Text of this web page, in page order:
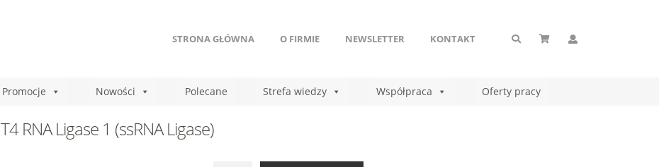
STRONA GŁÓWNA O FIRMIE NEWSLETTER KONTAKT
Promocje Nowości Polecane Strefa wiedzy Współpraca Oferty pracy
T4 RNA Ligase 1 (ssRNA Ligase)